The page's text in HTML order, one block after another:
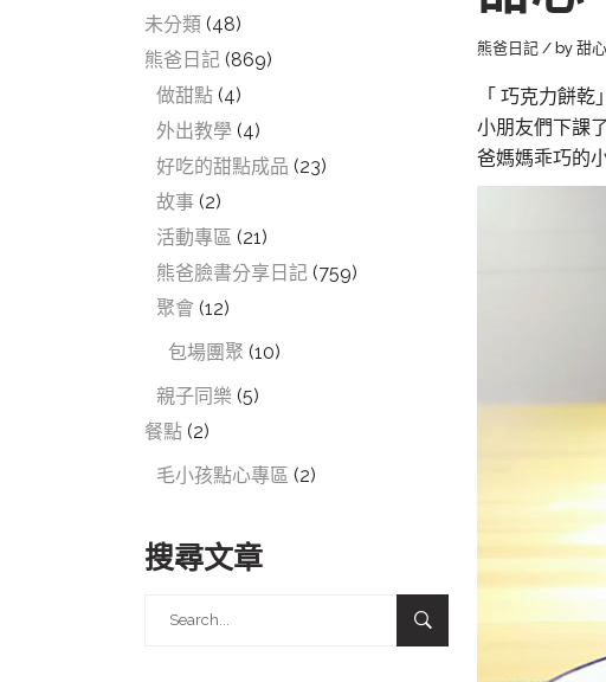
熊爸日記 by 甜
「 巧克力餅乾」
小朋友們下課
爸媽媽乖巧的
未分類 (48)
熊爸日記 (869)
做甜點 (4)
外出教學 (4)
好吃的甜點成品 (23)
故事 (2)
活動專區 (21)
熊爸臉書分享日記 (759)
聚會 (12)
包場團聚 (10)
親子同樂 (5)
餐點 (2)
毛小孩點心專區 (2)
搜尋文章